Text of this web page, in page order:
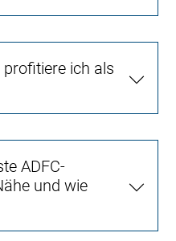
ich als
ADFC-
und wie